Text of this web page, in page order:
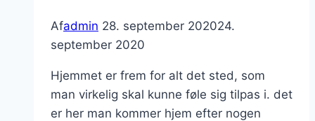
Afadmin 28. september 202024.
september 2020
Hjemmet er frem for alt det sted, som
man virkelig skal kunne føle sig tilpas i. det
er her man kommer hjem efter nogen